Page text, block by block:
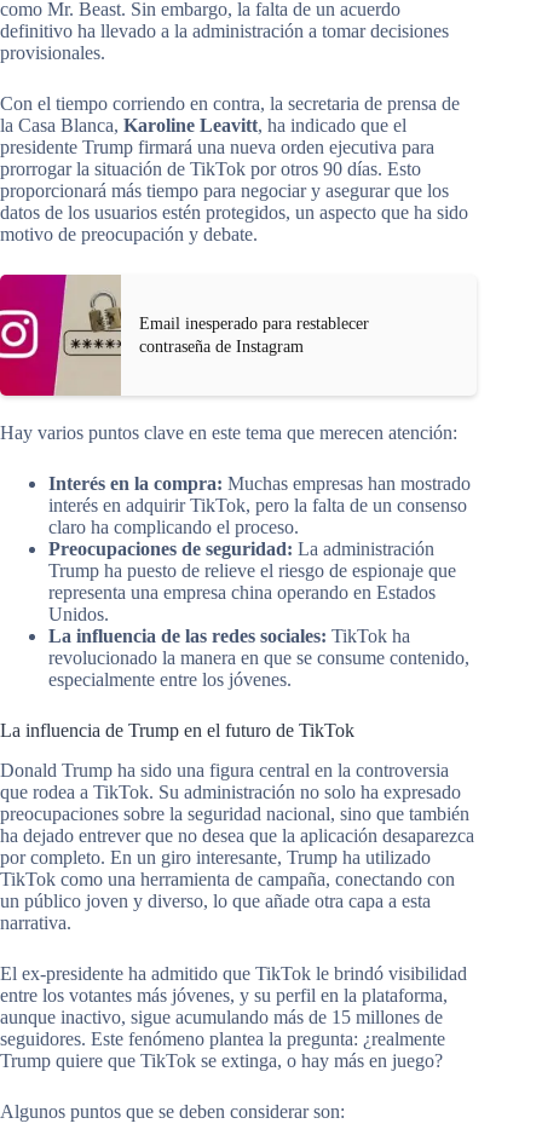
como Mr. Beast. Sin embargo, la falta de un acuerdo
definitivo ha llevado a la administración a tomar decisiones
provisionales.
Con el tiempo corriendo en contra, la secretaria de prensa de
la Casa Blanca, Karoline Leavitt, ha indicado que el
presidente Trump firmará una nueva orden ejecutiva para
prorrogar la situación de TikTok por otros 90 días. Esto
proporcionará más tiempo para negociar y asegurar que los
datos de los usuarios estén protegidos, un aspecto que ha sido
motivo de preocupación y debate.
Email inesperado para restablecer
contraseña de Instagram
Hay varios puntos clave en este tema que merecen atención:
Interés en la compra: Muchas empresas han mostrado
interés en adquirir TikTok, pero la falta de un consenso
claro ha complicando el proceso.
Preocupaciones de seguridad: La administración
Trump ha puesto de relieve el riesgo de espionaje que
representa una empresa china operando en Estados
Unidos.
La influencia de las redes sociales: TikTok ha
revolucionado la manera en que se consume contenido,
especialmente entre los jóvenes.
La influencia de Trump en el futuro de TikTok
Donald Trump ha sido una figura central en la controversia
que rodea a TikTok. Su administración no solo ha expresado
preocupaciones sobre la seguridad nacional, sino que también
ha dejado entrever que no desea que la aplicación desaparezca
por completo. En un giro interesante, Trump ha utilizado
TikTok como una herramienta de campaña, conectando con
un público joven y diverso, lo que añade otra capa a esta
narrativa.
El ex-presidente ha admitido que TikTok le brindó visibilidad
entre los votantes más jóvenes, y su perfil en la plataforma,
aunque inactivo, sigue acumulando más de 15 millones de
seguidores. Este fenómeno plantea la pregunta: ¿realmente
Trump quiere que TikTok se extinga, o hay más en juego?
Algunos puntos que se deben considerar son: